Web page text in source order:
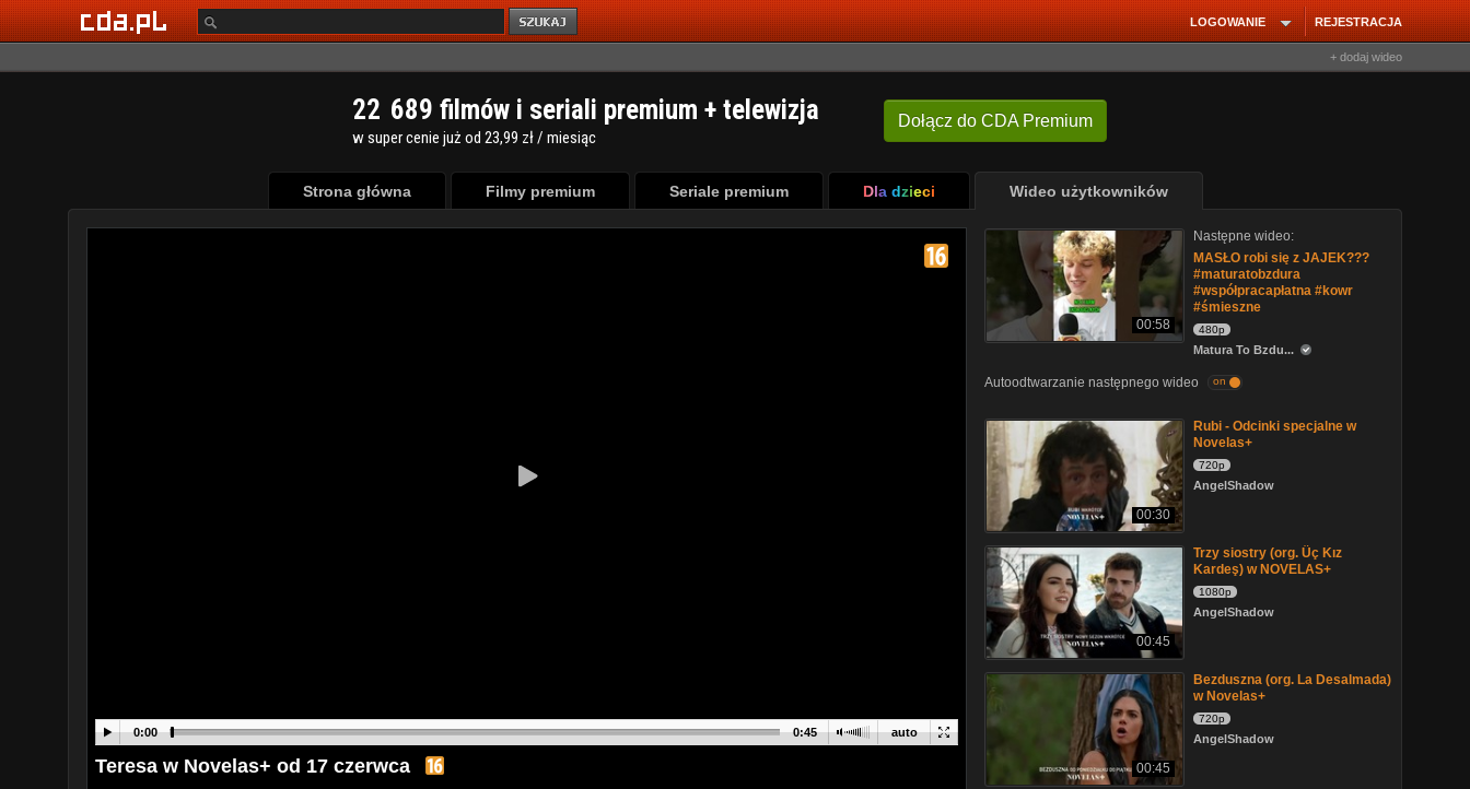
REJESTRACJA
LOGOWANIE
+ dodaj wideo
Dołącz do CDA Premium
22 689 filmów i seriali premium + telewizja
w super cenie już od 23,99 zł / miesiąc
Strona główna Filmy premium Seriale premium Dla dzieci Wideo użytkowników
auto
0:00 0:45
Teresa w Novelas+ od 17 czerwca
00:58
Następne wideo:
MASŁO robi się z JAJEK???
#maturatobzdura
#współpracapłatna #kowr
#śmieszne
480p
Matura To Bzdu...
Autoodtwarzanie następnego wideo on
00:30
Rubi - Odcinki specjalne w
Novelas+
720p
AngelShadow
00:45
Trzy siostry (org. Üç Kız
Kardeş) w NOVELAS+
1080p
AngelShadow
00:45
Bezduszna (org. La Desalmada)
w Novelas+
720p
AngelShadow